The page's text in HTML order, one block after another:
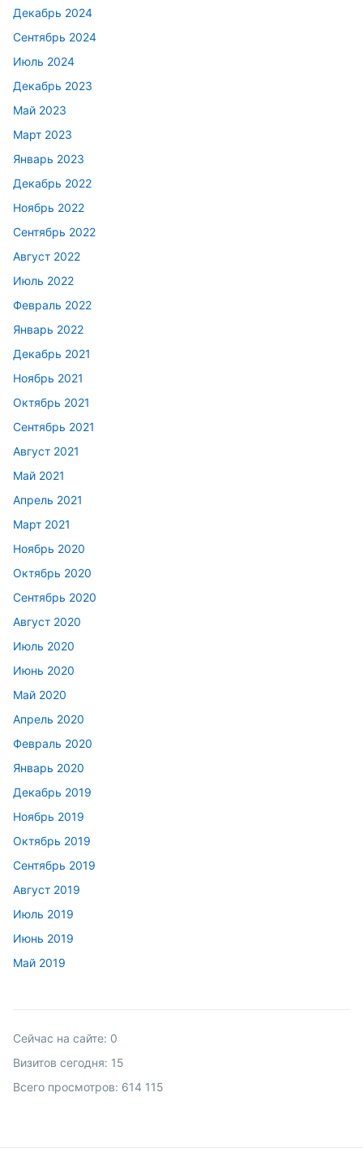
Декабрь 2024
Сентябрь 2024
Июль 2024
Декабрь 2023
Май 2023
Март 2023
Январь 2023
Декабрь 2022
Ноябрь 2022
Сентябрь 2022
Август 2022
Июль 2022
Февраль 2022
Январь 2022
Декабрь 2021
Ноябрь 2021
Октябрь 2021
Сентябрь 2021
Август 2021
Май 2021
Апрель 2021
Март 2021
Ноябрь 2020
Октябрь 2020
Сентябрь 2020
Август 2020
Июль 2020
Июнь 2020
Май 2020
Апрель 2020
Февраль 2020
Январь 2020
Декабрь 2019
Ноябрь 2019
Октябрь 2019
Сентябрь 2019
Август 2019
Июль 2019
Июнь 2019
Май 2019
Сейчас на сайте: 0
Визитов сегодня: 15
Всего просмотров: 614 115